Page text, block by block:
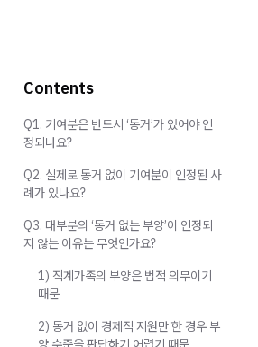
Contents
Q1. 기여분은 반드시 ‘동거’가 있어야 인
정되나요?
Q2. 실제로 동거 없이 기여분이 인정된 사
례가 있나요?
Q3. 대부분의 ‘동거 없는 부양’이 인정되
지 않는 이유는 무엇인가요?
1) 직계가족의 부양은 법적 의무이기
때문
2) 동거 없이 경제적 지원만 한 경우 부